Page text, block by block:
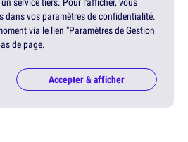
dans vos paramètres de confidentialité.
via le lien "Paramètres de Gestion
de page.
Accepter & afficher